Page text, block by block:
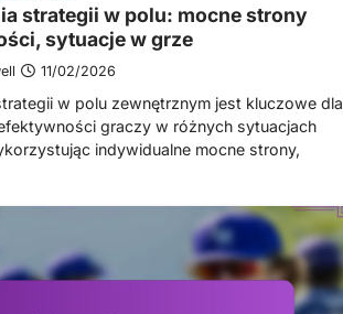
strategii w polu: mocne strony
sytuacje w grze
11/02/2026
w polu zewnętrznym jest kluczowe dla
graczy w różnych sytuacjach
indywidualne mocne strony,